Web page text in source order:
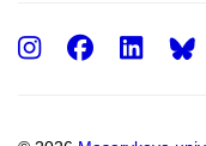
Instagram